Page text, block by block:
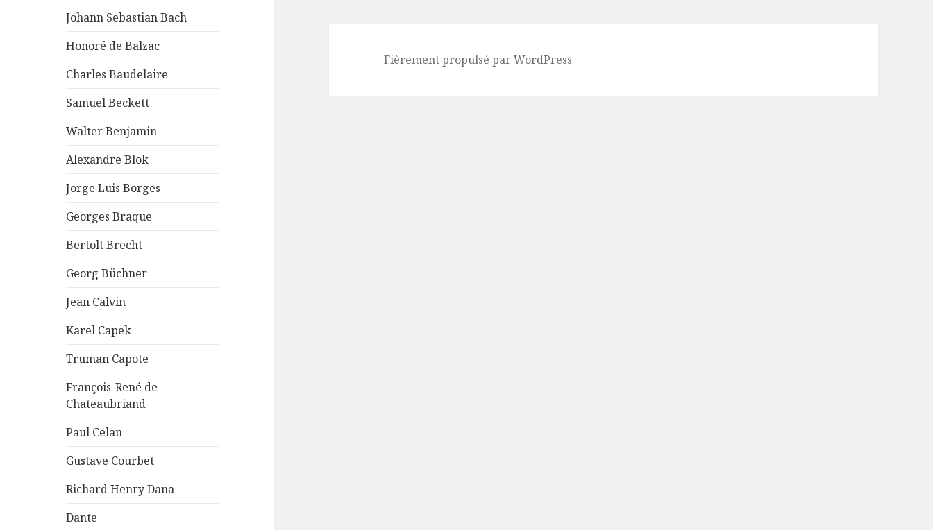
Johann Sebastian Bach
Honoré de Balzac
Charles Baudelaire
Samuel Beckett
Walter Benjamin
Alexandre Blok
Jorge Luis Borges
Georges Braque
Bertolt Brecht
Georg Büchner
Jean Calvin
Karel Capek
Truman Capote
François-René de
Chateaubriand
Paul Celan
Gustave Courbet
Richard Henry Dana
Dante
Fièrement propulsé par WordPress